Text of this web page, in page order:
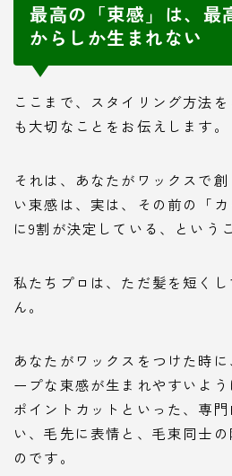
最高の「束感」は、最
からしか生まれない
ここまで、スタイリング方法
も大切なことをお伝えします。
それは、あなたがワックスで
い束感は、実は、その前の「
に9割が決定している、という
私たちプロは、ただ髪を短く
ん。
あなたがワックスをつけた時
ープな束感が生まれやすいよ
ポイントカットといった、専
い、毛先に表情と、毛束同士
のです。